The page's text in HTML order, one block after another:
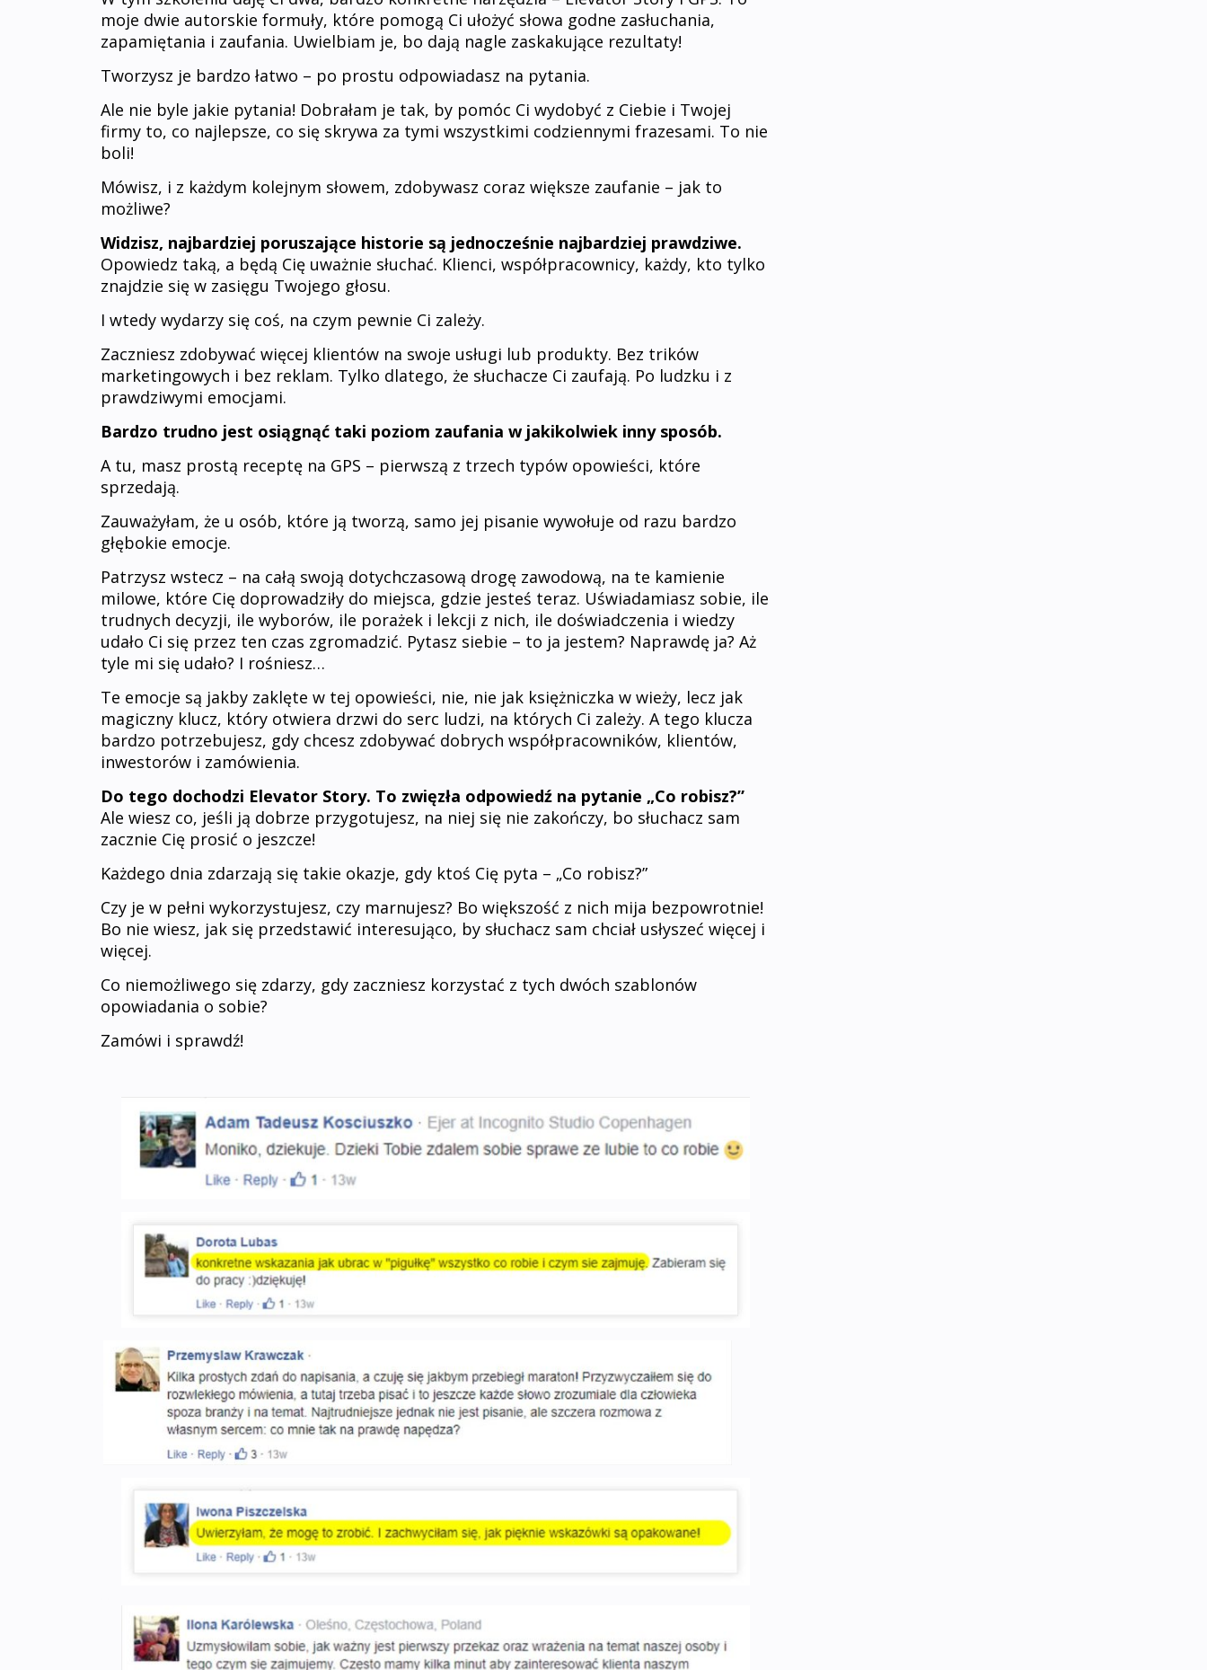
moje dwie autorskie formuły, które pomogą Ci ułożyć słowa godne zasłuchania,
zapamiętania i zaufania. Uwielbiam je, bo dają nagle zaskakujące rezultaty!
Tworzysz je bardzo łatwo – po prostu odpowiadasz na pytania.
Ale nie byle jakie pytania! Dobrałam je tak, by pomóc Ci wydobyć z Ciebie i Twojej
firmy to, co najlepsze, co się skrywa za tymi wszystkimi codziennymi frazesami. To nie
boli!
Mówisz, i z każdym kolejnym słowem, zdobywasz coraz większe zaufanie – jak to
możliwe?
Widzisz, najbardziej poruszające historie są jednocześnie najbardziej prawdziwe.
Opowiedz taką, a będą Cię uważnie słuchać. Klienci, współpracownicy, każdy, kto tylko
znajdzie się w zasięgu Twojego głosu.
I wtedy wydarzy się coś, na czym pewnie Ci zależy.
Zaczniesz zdobywać więcej klientów na swoje usługi lub produkty. Bez trików
marketingowych i bez reklam. Tylko dlatego, że słuchacze Ci zaufają. Po ludzku i z
prawdziwymi emocjami.
Bardzo trudno jest osiągnąć taki poziom zaufania w jakikolwiek inny sposób.
A tu, masz prostą receptę na GPS – pierwszą z trzech typów opowieści, które
sprzedają.
Zauważyłam, że u osób, które ją tworzą, samo jej pisanie wywołuje od razu bardzo
głębokie emocje.
Patrzysz wstecz – na całą swoją dotychczasową drogę zawodową, na te kamienie
milowe, które Cię doprowadziły do miejsca, gdzie jesteś teraz. Uświadamiasz sobie, ile
trudnych decyzji, ile wyborów, ile porażek i lekcji z nich, ile doświadczenia i wiedzy
udało Ci się przez ten czas zgromadzić. Pytasz siebie – to ja jestem? Naprawdę ja? Aż
tyle mi się udało? I rośniesz…
Te emocje są jakby zaklęte w tej opowieści, nie, nie jak księżniczka w wieży, lecz jak
magiczny klucz, który otwiera drzwi do serc ludzi, na których Ci zależy. A tego klucza
bardzo potrzebujesz, gdy chcesz zdobywać dobrych współpracowników, klientów,
inwestorów i zamówienia.
Do tego dochodzi Elevator Story. To zwięzła odpowiedź na pytanie „Co robisz?”
Ale wiesz co, jeśli ją dobrze przygotujesz, na niej się nie zakończy, bo słuchacz sam
zacznie Cię prosić o jeszcze!
Każdego dnia zdarzają się takie okazje, gdy ktoś Cię pyta – „Co robisz?”
Czy je w pełni wykorzystujesz, czy marnujesz? Bo większość z nich mija bezpowrotnie!
Bo nie wiesz, jak się przedstawić interesująco, by słuchacz sam chciał usłyszeć więcej i
więcej.
Co niemożliwego się zdarzy, gdy zaczniesz korzystać z tych dwóch szablonów
opowiadania o sobie?
Zamówi i sprawdź!